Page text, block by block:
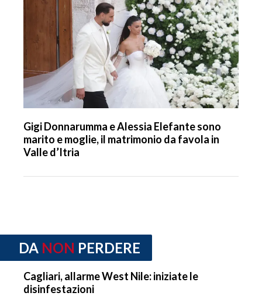
Gigi Donnarumma e Alessia Elefante sono
marito e moglie, il matrimonio da favola in
Valle d’Itria
DA NON PERDERE
Cagliari, allarme West Nile: iniziate le
disinfestazioni